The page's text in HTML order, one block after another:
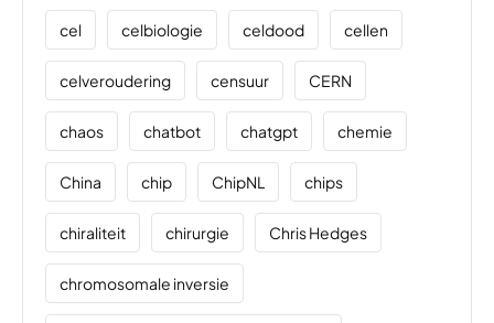
cel celbiologie celdood cellen
celveroudering censuur CERN
chaos chatbot chatgpt chemie
China chip ChipNL chips
chiraliteit chirurgie Chris Hedges
chromosomale inversie